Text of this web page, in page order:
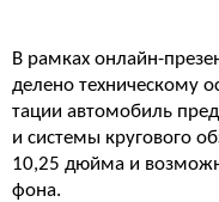
В рамках онлайн-
делено техническому
тации автомобиль
и системы кругового
10,25 дюйма и
фона.